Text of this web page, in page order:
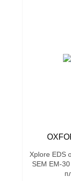
Xplore EDS
SEM EM-